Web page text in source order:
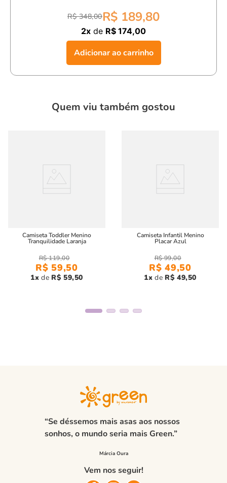
R$ 348,00R$ 189,80
2x de R$ 174,00
Adicionar ao carrinho
Quem viu também gostou
Camiseta Toddler Menino
Tranquilidade Laranja
R$ 119,00
R$ 59,50
1 R$ 59,50
Camiseta Infantil Menino
Placar Azul
R$ 99,00
R$ 49,50
1 R$ 49,50
“Se déssemos mais asas aos nossos
sonhos, o mundo seria mais Green.”
Vem nos seguir!